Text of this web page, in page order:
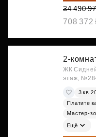
34 490
708 372
2-
ЖК Сидней
этаж,
3 кв
Платите
Мастер-
Ещё